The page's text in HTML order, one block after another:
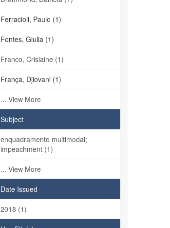
Ferracioli, Paulo (1)
Fontes, Giulia (1)
Franco, Crislaine (1)
França, Djiovani (1)
... View More
Subject
enquadramento multimodal;
impeachment (1)
... View More
Date Issued
2018 (1)